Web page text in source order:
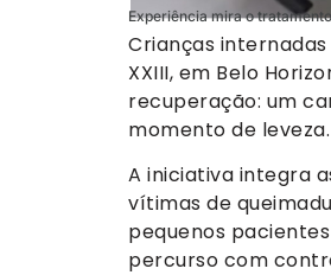
Experiência mira o
Crianças
XXIII, em Belo
recuperação: um
momento de leveza.
A iniciativa integra
vítimas de
pequenos
percurso com